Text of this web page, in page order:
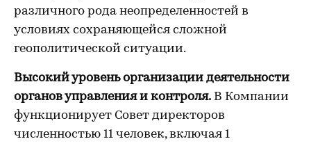
различного рода неопределенностей в
условиях сохраняющейся сложной
геополитической ситуации.
Высокий уровень организации деятельности
органов управления и контроля. В Компании
функционирует Совет директоров
численностью 11 человек, включая 1